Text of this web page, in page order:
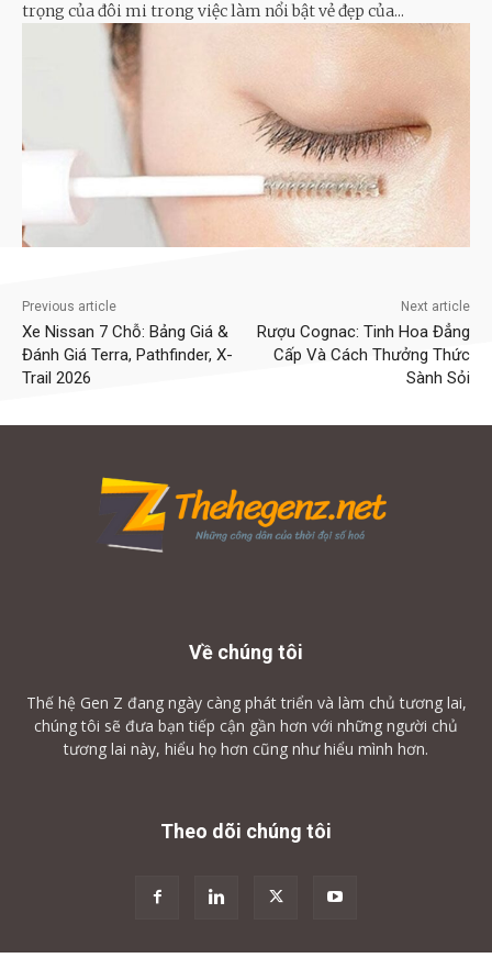
trọng của đôi mi trong việc làm nổi bật vẻ đẹp của...
Previous article
Xe Nissan 7 Chỗ: Bảng Giá &
Đánh Giá Terra, Pathfinder, X-
Trail 2026
Next article
Rượu Cognac: Tinh Hoa Đẳng
Cấp Và Cách Thưởng Thức
Sành Sỏi
Về chúng tôi
Thế hệ Gen Z đang ngày càng phát triển và làm chủ tương lai,
chúng tôi sẽ đưa bạn tiếp cận gần hơn với những người chủ
tương lai này, hiểu họ hơn cũng như hiểu mình hơn.
Theo dõi chúng tôi